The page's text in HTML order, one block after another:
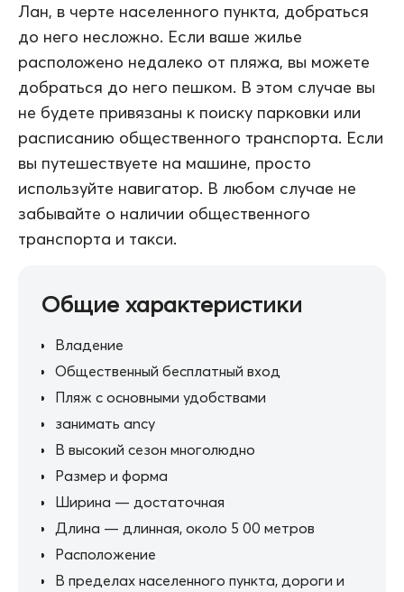
Лан, в черте населенного пункта, добраться
до него несложно. Если ваше жилье
расположено недалеко от пляжа, вы можете
добраться до него пешком. В этом случае вы
не будете привязаны к поиску парковки или
расписанию общественного транспорта. Если
вы путешествуете на машине, просто
используйте навигатор. В любом случае не
забывайте о наличии общественного
транспорта и такси.
Общие характеристики
Владение
Общественный бесплатный вход
Пляж с основными удобствами
занимать ancy
В высокий сезон многолюдно
Размер и форма
Ширина — достаточная
Длина — длинная, около 5 00 метров
Расположение
В пределах населенного пункта, дороги и